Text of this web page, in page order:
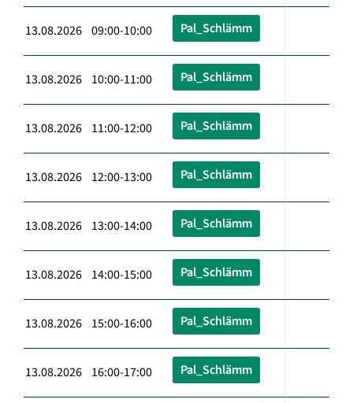
13.08.2026 09:00-10:00 Pal_Schlämm
13.08.2026 10:00-11:00 Pal_Schlämm
13.08.2026 11:00-12:00 Pal_Schlämm
13.08.2026 12:00-13:00 Pal_Schlämm
13.08.2026 13:00-14:00 Pal_Schlämm
13.08.2026 14:00-15:00 Pal_Schlämm
13.08.2026 15:00-16:00 Pal_Schlämm
13.08.2026 16:00-17:00 Pal_Schlämm